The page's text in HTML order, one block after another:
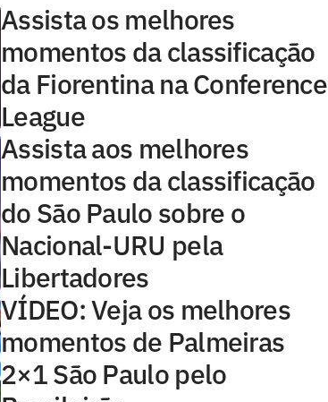
Assista os melhores
momentos da classificação
da Fiorentina na Conference
League
Assista aos melhores
momentos da classificação
do São Paulo sobre o
Nacional-URU pela
Libertadores
VÍDEO: Veja os melhores
momentos de Palmeiras
2×1 São Paulo pelo